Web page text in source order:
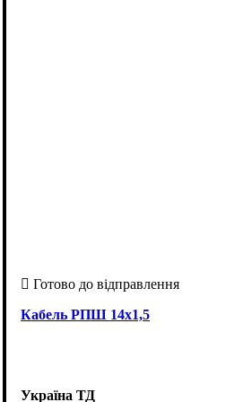
Кабель РПШ 14х1,5
Україна ТД